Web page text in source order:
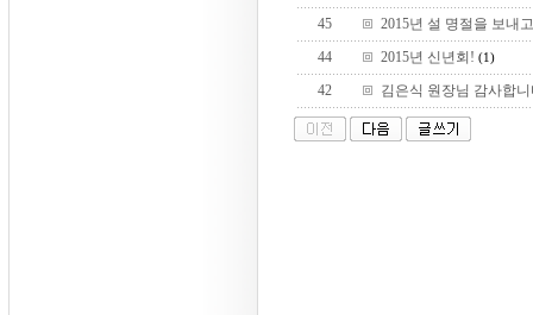
45
2015년 설 명절을 보내
44
2015년 신년회! (1)
42 김은식 원장님 감사합